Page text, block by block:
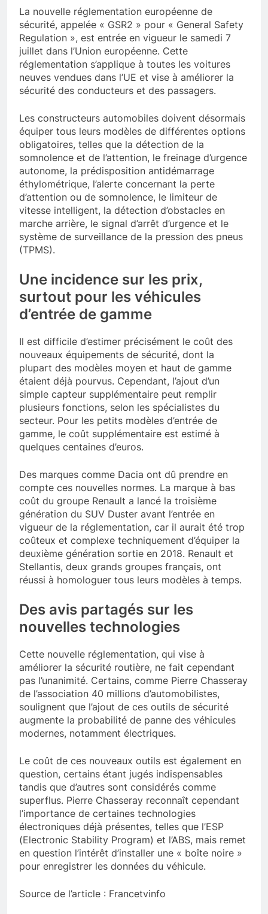
La nouvelle réglementation européenne de
sécurité, appelée « GSR2 » pour « General Safety
Regulation », est entrée en vigueur le samedi 7
juillet dans l’Union européenne. Cette
réglementation s’applique à toutes les voitures
neuves vendues dans l’UE et vise à améliorer la
sécurité des conducteurs et des passagers.
Les constructeurs automobiles doivent désormais
équiper tous leurs modèles de différentes options
obligatoires, telles que la détection de la
somnolence et de l’attention, le freinage d’urgence
autonome, la prédisposition antidémarrage
éthylométrique, l’alerte concernant la perte
d’attention ou de somnolence, le limiteur de
vitesse intelligent, la détection d’obstacles en
marche arrière, le signal d’arrêt d’urgence et le
système de surveillance de la pression des pneus
(TPMS).
Une incidence sur les prix,
surtout pour les véhicules
d’entrée de gamme
Il est difficile d’estimer précisément le coût des
nouveaux équipements de sécurité, dont la
plupart des modèles moyen et haut de gamme
étaient déjà pourvus. Cependant, l’ajout d’un
simple capteur supplémentaire peut remplir
plusieurs fonctions, selon les spécialistes du
secteur. Pour les petits modèles d’entrée de
gamme, le coût supplémentaire est estimé à
quelques centaines d’euros.
Des marques comme Dacia ont dû prendre en
compte ces nouvelles normes. La marque à bas
coût du groupe Renault a lancé la troisième
génération du SUV Duster avant l’entrée en
vigueur de la réglementation, car il aurait été trop
coûteux et complexe techniquement d’équiper la
deuxième génération sortie en 2018. Renault et
Stellantis, deux grands groupes français, ont
réussi à homologuer tous leurs modèles à temps.
Des avis partagés sur les
nouvelles technologies
Cette nouvelle réglementation, qui vise à
améliorer la sécurité routière, ne fait cependant
pas l’unanimité. Certains, comme Pierre Chasseray
de l’association 40 millions d’automobilistes,
soulignent que l’ajout de ces outils de sécurité
augmente la probabilité de panne des véhicules
modernes, notamment électriques.
Le coût de ces nouveaux outils est également en
question, certains étant jugés indispensables
tandis que d’autres sont considérés comme
superflus. Pierre Chasseray reconnaît cependant
l’importance de certaines technologies
électroniques déjà présentes, telles que l’ESP
(Electronic Stability Program) et l’ABS, mais remet
en question l’intérêt d’installer une « boîte noire »
pour enregistrer les données du véhicule.
Source de l’article : Francetvinfo